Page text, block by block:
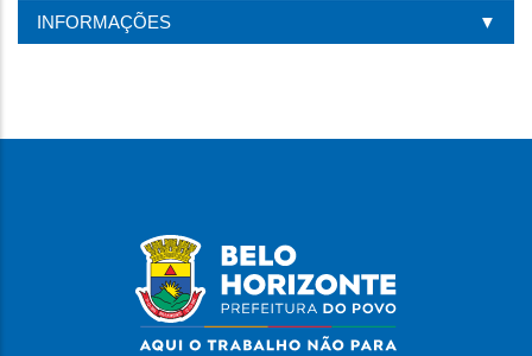
INFORMAÇÕES